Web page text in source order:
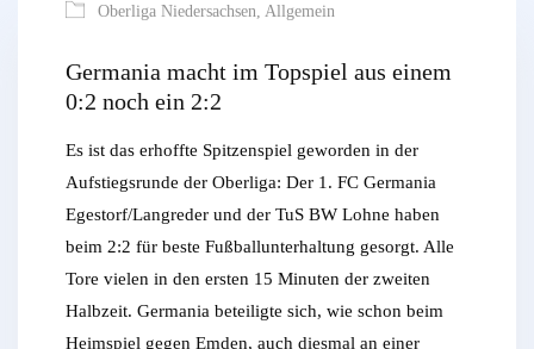
Oberliga Niedersachsen Allgemein
Germania macht im Topspiel aus einem
0:2 noch ein 2:2
Es ist das erhoffte Spitzenspiel geworden in der
Aufstiegsrunde der Oberliga: Der 1. FC Germania
Egestorf/Langreder und der TuS BW Lohne haben
beim 2:2 für beste Fußballunterhaltung gesorgt. Alle
Tore vielen in den ersten 15 Minuten der zweiten
Halbzeit. Germania beteiligte sich, wie schon beim
Heimspiel gegen Emden, auch diesmal an einer